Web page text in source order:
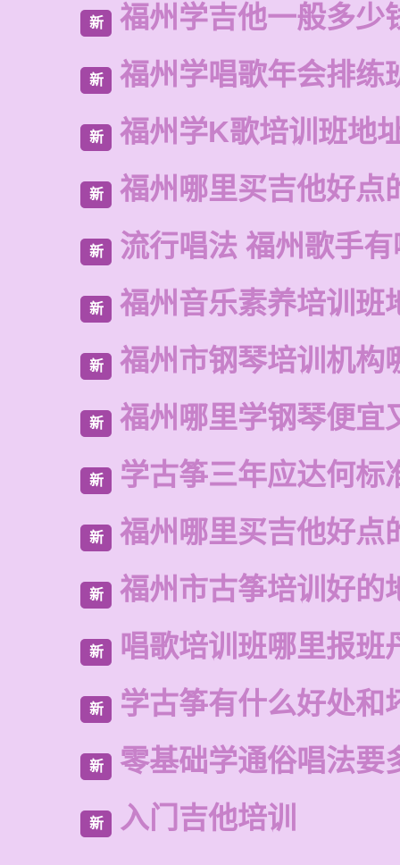
新 福州学吉他一般多少
新 福州学唱歌年会排练
新 福州学K歌培训班地
新 福州哪里买吉他好点
新 流行唱法 福州歌手
新 福州音乐素养培训班
新 福州市钢琴培训机构
新 福州哪里学钢琴便宜
新 学古筝三年应达何标
新 福州哪里买吉他好点
新 福州市古筝培训好的
新 唱歌培训班哪里报班
新 学古筝有什么好处和
新 零基础学通俗唱法要
新 入门吉他培训